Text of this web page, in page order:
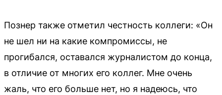
Познер также отметил честность коллеги: «Он
не шел ни на какие компромиссы, не
прогибался, оставался журналистом до конца,
в отличие от многих его коллег. Мне очень
жаль, что его больше нет, но я надеюсь, что